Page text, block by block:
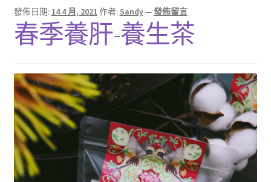
孕Ｉ月子系列
浴Ｉ沐浴包
選
單
香Ｉ香料廚房
全Ｉ養生總覽
我的帳號
購物車
發佈日期: 14 4 月, 2021 作者: Sandy—發佈留言
春季養肝-養生茶